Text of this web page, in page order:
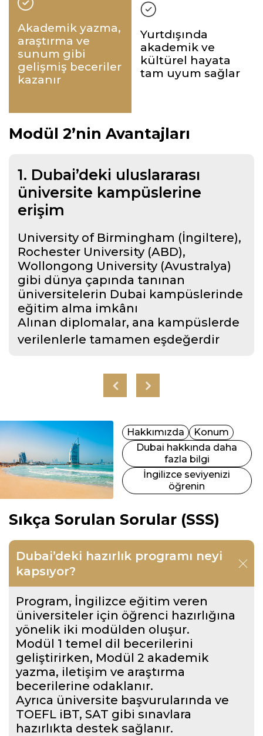
Akademik yazma,
araştırma ve
sunum gibi
gelişmiş beceriler
kazanır
Yurtdışında
akademik ve
kültürel hayata
tam uyum sağlar
Modül 2’nin Avantajları
1. Dubai’deki uluslararası
üniversite kampüslerine
erişim
University of Birmingham (İngiltere),
Rochester University (ABD),
Wollongong University (Avustralya)
gibi dünya çapında tanınan
üniversitelerin Dubai kampüslerinde
eğitim alma imkânı
Alınan diplomalar, ana kampüslerde
verilenlerle tamamen eşdeğerdir
Dubai hakkında daha
fazla bilgi
Hakkımızda Konum
İngilizce seviyenizi
öğrenin
Sıkça Sorulan Sorular (SSS)
Dubai’deki hazırlık programı neyi
kapsıyor?
Program, İngilizce eğitim veren
üniversiteler için öğrenci hazırlığına
yönelik iki modülden oluşur.
Modül 1 temel dil becerilerini
geliştirirken, Modül 2 akademik
yazma, iletişim ve araştırma
becerilerine odaklanır.
Ayrıca üniversite başvurularında ve
TOEFL iBT, SAT gibi sınavlara
hazırlıkta destek sağlanır.